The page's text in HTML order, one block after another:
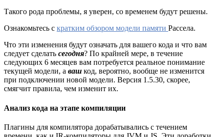
Такого рода проблемы, я уверен, со временем будут решены.
Ознакомьтесь с кратким обзором модели памяти Рассела.
Что эти изменения будут означать для вашего кода и что вам
следует сделать сегодня? По крайней мере, в течение
следующих 6 месяцев вам потребуется реальное понимание
текущей модели, а ваш код, вероятно, вообще не изменится
при подключении новой модели. Версия 1.5.30, скорее,
смягчит правила, чем изменит их.
Анализ кода на этапе компиляции
Плагины для компилятора дорабатывались с течением